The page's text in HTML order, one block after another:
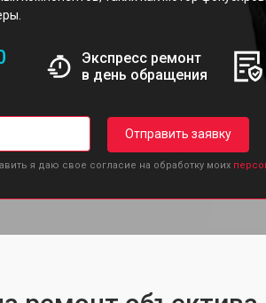
Экспресс ремонт
в день обращения
Отправить заявку
я даю свое согласие на обработку моих